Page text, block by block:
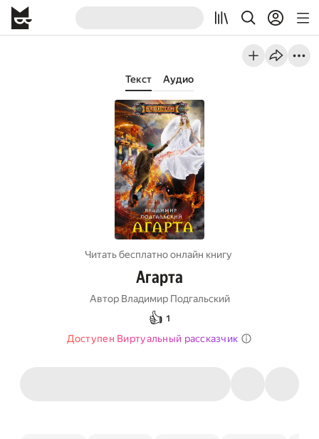
Текст Аудио
Читать бесплатно онлайн книгу
Агарта
Автор Владимир Подгальский
👍 1
Доступен Виртуальный рассказчик